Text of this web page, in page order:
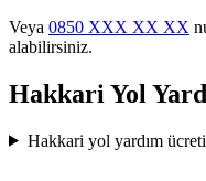
Veya 0850 XXX XX XX
alabilirsiniz.
Hakkari Yol
Hakkari yol yardım